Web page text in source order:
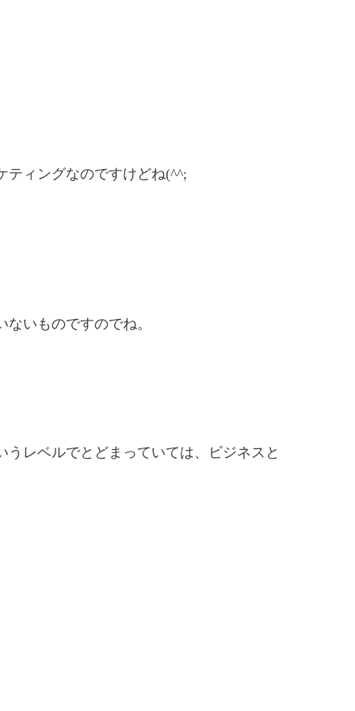
ティングなのですけどね(^^;
いものですのでね。
レベルでとどまっていては、ビジネスと